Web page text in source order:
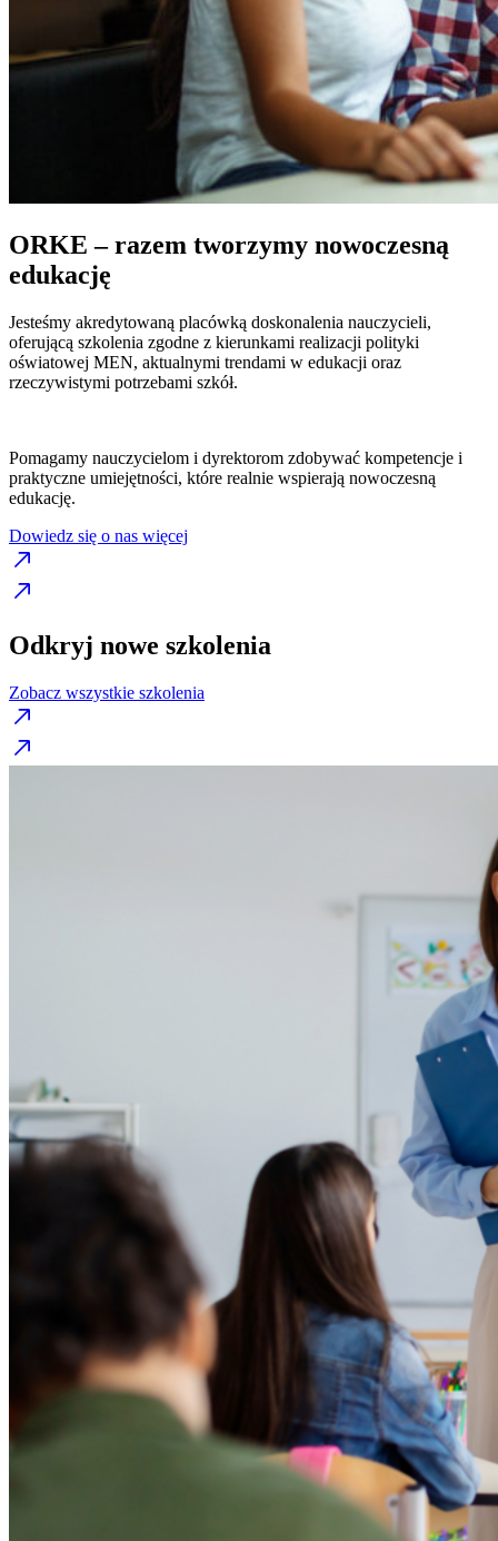
ORKE – razem tworzymy nowoczesną
edukację
Jesteśmy akredytowaną placówką doskonalenia nauczycieli,
oferującą szkolenia zgodne z kierunkami realizacji polityki
oświatowej MEN, aktualnymi trendami w edukacji oraz
rzeczywistymi potrzebami szkół.
Pomagamy nauczycielom i dyrektorom zdobywać kompetencje i
praktyczne umiejętności, które realnie wspierają nowoczesną
edukację.
Dowiedz się o nas więcej
Odkryj nowe szkolenia
Zobacz wszystkie szkolenia